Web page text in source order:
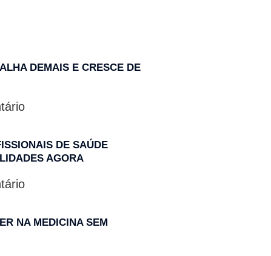
DEMAIS E CRESCE DE
DE SAÚDE
AGORA
NA MEDICINA SEM